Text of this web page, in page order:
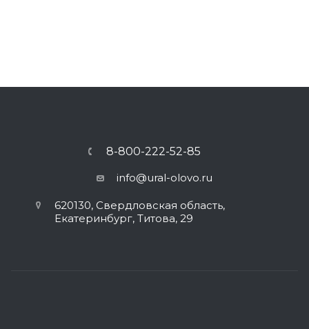
8-800-222-52-85
info@ural-olovo.ru
620130, Свердловская область,
Екатеринбург, Титова, 29